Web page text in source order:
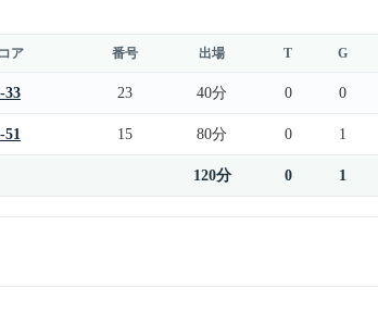
ア 番号 出場 T G
33 23 40分 0 0
51 15 80分 0 1
120分 0 1